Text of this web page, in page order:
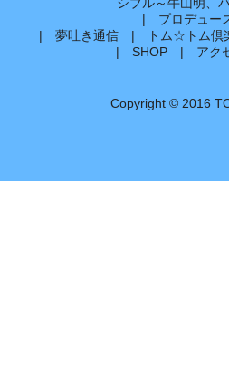
| プロデュー
| 夢吐き通信|
トム☆トム倶
| SHOP | アク
Copyright © 2016